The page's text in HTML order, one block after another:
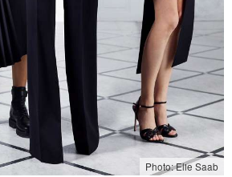
Photo: Elie Saab